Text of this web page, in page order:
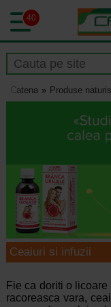
40
Catena Produse
Ceaiuri si infuzii
Fie ca doriti o
racoreasca vara,